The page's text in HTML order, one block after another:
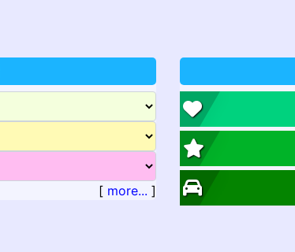
[ more... ]